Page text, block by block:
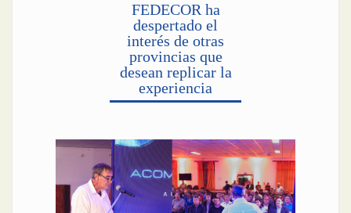
FEDECOR ha
despertado el
interés de otras
provincias que
desean replicar la
experiencia